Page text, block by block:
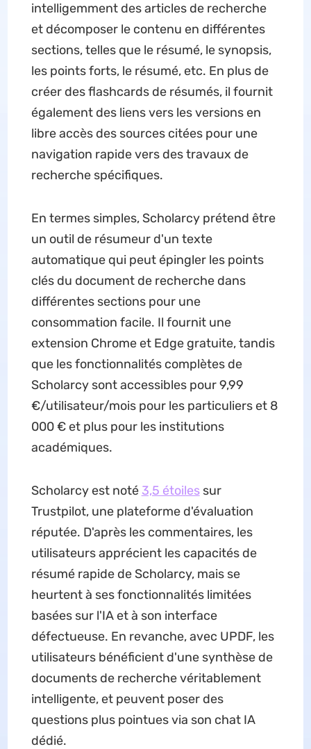
intelligemment des articles de recherche
et décomposer le contenu en différentes
sections, telles que le résumé, le synopsis,
les points forts, le résumé, etc. En plus de
créer des flashcards de résumés, il fournit
également des liens vers les versions en
libre accès des sources citées pour une
navigation rapide vers des travaux de
recherche spécifiques.
En termes simples, Scholarcy prétend être
un outil de résumeur d'un texte
automatique qui peut épingler les points
clés du document de recherche dans
différentes sections pour une
consommation facile. Il fournit une
extension Chrome et Edge gratuite, tandis
que les fonctionnalités complètes de
Scholarcy sont accessibles pour 9,99
€/utilisateur/mois pour les particuliers et 8
000 € et plus pour les institutions
académiques.
Scholarcy est noté 3,5 étoilessur
Trustpilot, une plateforme d'évaluation
réputée. D'après les commentaires, les
utilisateurs apprécient les capacités de
résumé rapide de Scholarcy, mais se
heurtent à ses fonctionnalités limitées
basées sur l'IA et à son interface
défectueuse. En revanche, avec UPDF, les
utilisateurs bénéficient d'une synthèse de
documents de recherche véritablement
intelligente, et peuvent poser des
questions plus pointues via son chat IA
dédié.